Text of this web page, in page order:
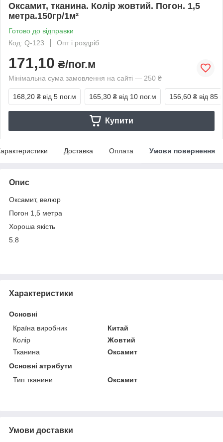
Оксамит, тканина. Колір жовтий. Погон. 1,5
метра.150гр/1м²
Готово до відправки
Код: Q-123
Опт і роздріб
171,10 ₴/пог.м
Мінімальна сума замовлення на сайті — 250 ₴
168,20 ₴ від 5 пог.м 165,30 ₴ від 10 пог.м 156,60 ₴ від 85
Купити
Доставка Оплата Умови повернення
Опис
Оксамит, велюр
Погон 1,5 метра
Хороша якість
5.8
Характеристики
Основні
Країна виробник
Китай
Колір
Жовтий
Тканина
Оксамит
Основні атрибути
Тип тканини
Оксамит
Умови доставки